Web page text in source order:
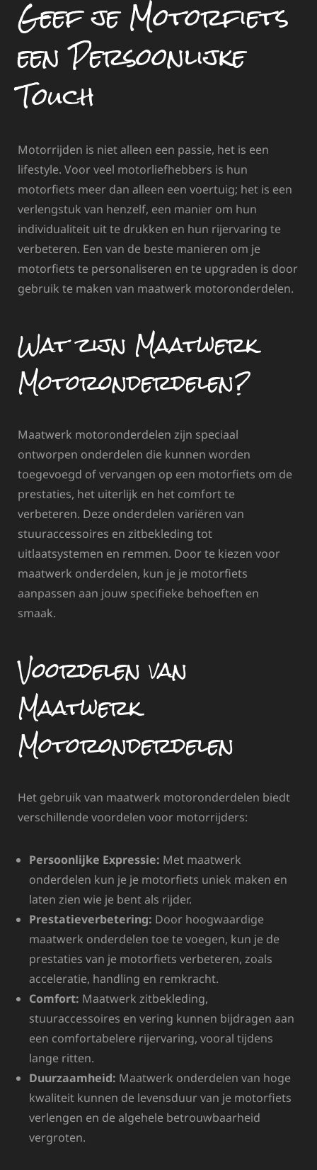
Geef je Motorfiets
een Persoonlijke
Touch
Motorrijden is niet alleen een passie, het is een
lifestyle. Voor veel motorliefhebbers is hun
motorfiets meer dan alleen een voertuig; het is een
verlengstuk van henzelf, een manier om hun
individualiteit uit te drukken en hun rijervaring te
verbeteren. Een van de beste manieren om je
motorfiets te personaliseren en te upgraden is door
gebruik te maken van maatwerk motoronderdelen.
Wat zijn Maatwerk
Motoronderdelen?
Maatwerk motoronderdelen zijn speciaal
ontworpen onderdelen die kunnen worden
toegevoegd of vervangen op een motorfiets om de
prestaties, het uiterlijk en het comfort te
verbeteren. Deze onderdelen variëren van
stuuraccessoires en zitbekleding tot
uitlaatsystemen en remmen. Door te kiezen voor
maatwerk onderdelen, kun je je motorfiets
aanpassen aan jouw specifieke behoeften en
smaak.
Voordelen van
Maatwerk
Motoronderdelen
Het gebruik van maatwerk motoronderdelen biedt
verschillende voordelen voor motorrijders:
Persoonlijke Expressie: Met maatwerk
onderdelen kun je je motorfiets uniek maken en
laten zien wie je bent als rijder.
Prestatieverbetering: Door hoogwaardige
maatwerk onderdelen toe te voegen, kun je de
prestaties van je motorfiets verbeteren, zoals
acceleratie, handling en remkracht.
Comfort: Maatwerk zitbekleding,
stuuraccessoires en vering kunnen bijdragen aan
een comfortabelere rijervaring, vooral tijdens
lange ritten.
Duurzaamheid: Maatwerk onderdelen van hoge
kwaliteit kunnen de levensduur van je motorfiets
verlengen en de algehele betrouwbaarheid
vergroten.